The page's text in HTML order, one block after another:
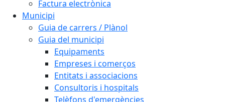
Factura electrònica
Municipi
Guia de carrers / Plànol
Guia del municipi
Equipaments
Empreses i comerços
Entitats i associacions
Consultoris i hospitals
Telèfons d'emergències